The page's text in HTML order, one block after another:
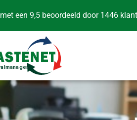
met een 9,5 beoordeeld door 1446